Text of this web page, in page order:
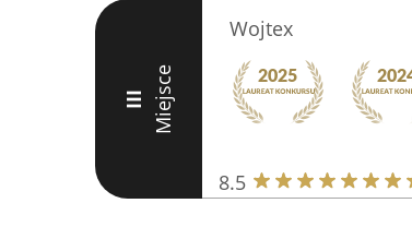
III Miejsce
Wojtex
8.5